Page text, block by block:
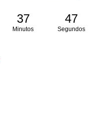
37
Minutos
46
Segundos